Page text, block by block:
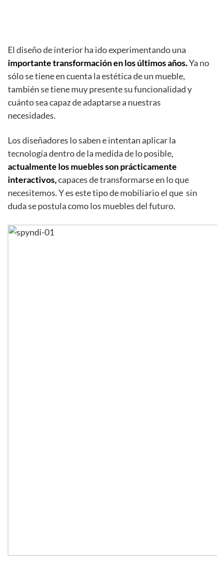
El diseño de interior ha ido experimentando una
importante transformación en los últimos años.Ya no
sólo se tiene en cuenta la estética de un mueble,
también se tiene muy presente su funcionalidad y
cuánto sea capaz de adaptarse a nuestras
necesidades.
Los diseñadores lo saben e intentan aplicar la
tecnología dentro de la medida de lo posible,
actualmente los muebles son prácticamente
interactivos,capaces de transformarse en lo que
necesitemos. Y es este tipo de mobiliario el que sin
duda se postula como los muebles del futuro.